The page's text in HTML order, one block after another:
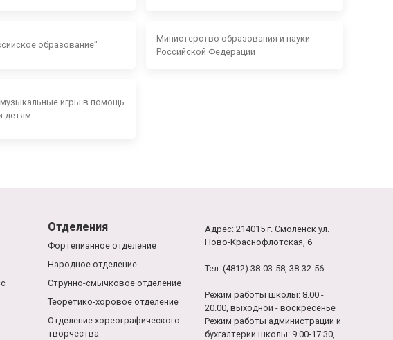
образование"
Министерство образования и науки
Российской Федерации
игры в помощь
детям
Отделения
Фортепианное отделение
Народное отделение
Струнно-смычковое отделение
Теоретико-хоровое отделение
Отделение хореографического
творчества
Адрес: 214015 г. Смоленск ул.
Ново-Краснофлотская, 6
Тел: (4812) 38-03-58, 38-32-56
Режим работы школы: 8.00 -
20.00, выходной - воскресенье
Режим работы администрации и
бухгалтерии школы: 9.00-17.30,